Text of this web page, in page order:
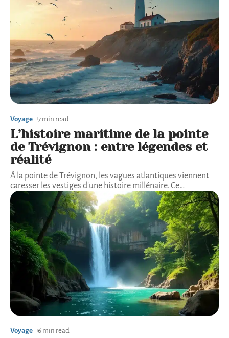
Voyage 7 min read
L’histoire maritime de la pointe
de Trévignon : entre légendes et
réalité
À la pointe de Trévignon, les vagues atlantiques viennent
caresser les vestiges d'une histoire millénaire. Ce…
Voyage 6 min read